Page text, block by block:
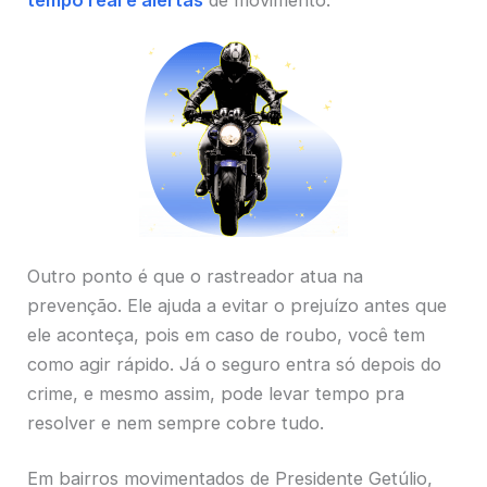
Outro ponto é que o rastreador atua na
prevenção. Ele ajuda a evitar o prejuízo antes que
ele aconteça, pois em caso de roubo, você tem
como agir rápido. Já o seguro entra só depois do
crime, e mesmo assim, pode levar tempo pra
resolver e nem sempre cobre tudo.
Em bairros movimentados de Presidente Getúlio,